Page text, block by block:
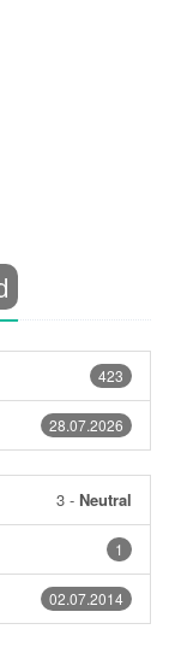
423
28.07.2026
3 - Neutral
1
02.07.2014